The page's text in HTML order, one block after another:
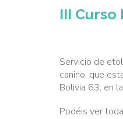
III
Servicio de
canino, que
Bolivia 63, en
Podéis ver